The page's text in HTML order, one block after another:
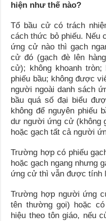
hiện như thế nào?
Tổ bầu cử có trách
cách thức bỏ phiếu. Nếu
ứng cử nào thì gạch
cử đó (gạch đè lên
cử); không khoanh
phiếu bầu; không được
người ngoài danh sách
bầu quá số đại biểu
không để nguyên phiếu
dư người ứng cử (không
hoặc gạch tất cả người
Trường hợp có phiếu
hoặc gạch ngang nhưng
ứng cử thì vẫn được tính
Trường hợp người ứng
tên thường gọi) hoặc
hiệu theo tôn giáo, nếu